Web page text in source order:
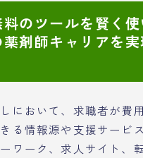
のツールを賢く
薬剤師キャリアを実
において、求職者が費
る情報源や支援サービ
ワーク、求人サイト、